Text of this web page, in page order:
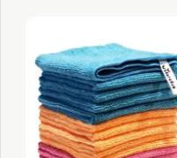
1,5
SEHR GUT
Vileda